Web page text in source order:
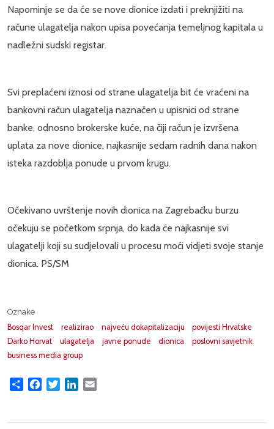
Napominje se da će se nove dionice izdati i preknjižiti na
račune ulagatelja nakon upisa povećanja temeljnog kapitala u
nadležni sudski registar.
Svi preplaćeni iznosi od strane ulagatelja bit će vraćeni na
bankovni račun ulagatelja naznačen u upisnici od strane
banke, odnosno brokerske kuće, na čiji račun je izvršena
uplata za nove dionice, najkasnije sedam radnih dana nakon
isteka razdoblja ponude u prvom krugu.
Očekivano uvrštenje novih dionica na Zagrebačku burzu
očekuju se početkom srpnja, do kada će najkasnije svi
ulagatelji koji su sudjelovali u procesu moći vidjeti svoje stanje
dionica. PS/SM
Oznake
Bosqar Invest
realizirao najveću dokapitalizaciju
povijesti Hrvatske
Darko Horvat
ulagatelja javne ponude dionica
poslovni savjetnik
business media group
Share FacebookTwitterLinkedIn